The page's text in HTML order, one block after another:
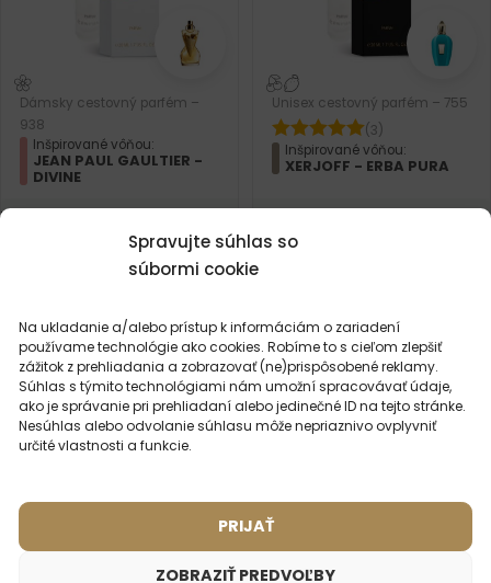
Spravujte súhlas so
súbormi cookie
Na ukladanie a/alebo prístup k informáciám o zariadení
používame technológie ako cookies. Robíme to s cieľom zlepšiť
zážitok z prehliadania a zobrazovať (ne)prispôsobené reklamy.
Súhlas s týmito technológiami nám umožní spracovávať údaje,
ako je správanie pri prehliadaní alebo jedinečné ID na tejto stránke.
Nesúhlas alebo odvolanie súhlasu môže nepriaznivo ovplyvniť
určité vlastnosti a funkcie.
PRIJAŤ
ZOBRAZIŤ PREDVOĽBY
Dámsky cestovný parfém –
938
Inšpirované vôňou:
JEAN PAUL GAULTIER -
DIVINE
100ml
Unisex cestovný parfém – 755
(3)
Inšpirované vôňou:
XERJOFF - ERBA PURA
2ml